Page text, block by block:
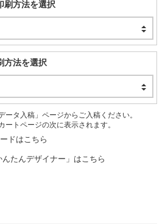
刷方法を選択
方法を選択
タ入稿」ページからご入稿ください。
トページの次に表示されます。
ドはこちら
たんデザイナー」はこちら